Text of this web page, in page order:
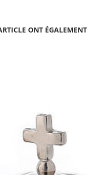
ONT ÉGALEMENT